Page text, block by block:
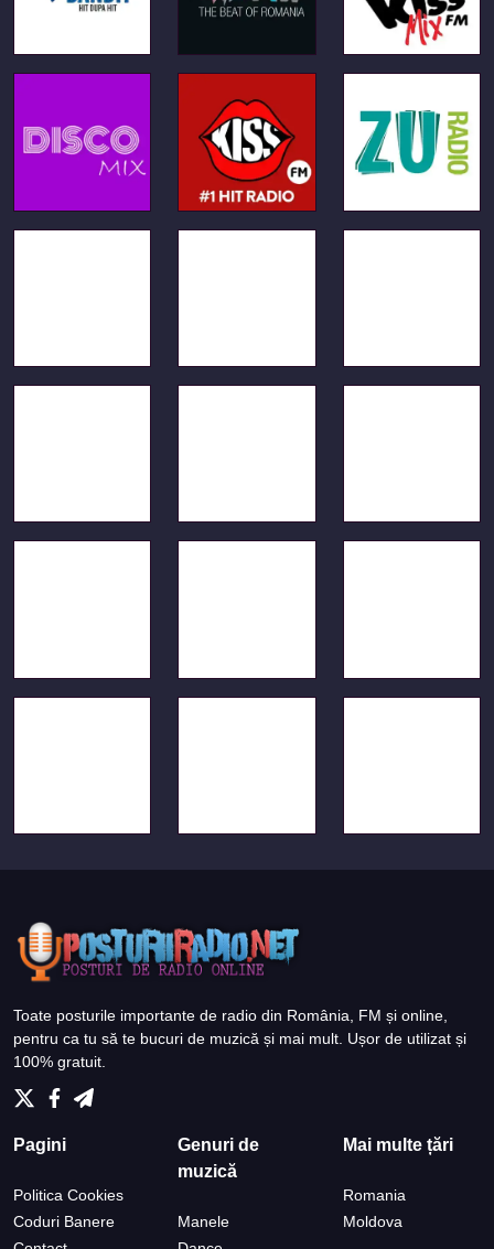
Toate posturile importante de radio din România, FM și online,
pentru ca tu să te bucuri de muzică și mai mult. Ușor de utilizat și
100% gratuit.
Pagini
Politica Cookies
Coduri Banere
Genuri de
muzică
Manele
Mai multe țări
Romania
Moldova